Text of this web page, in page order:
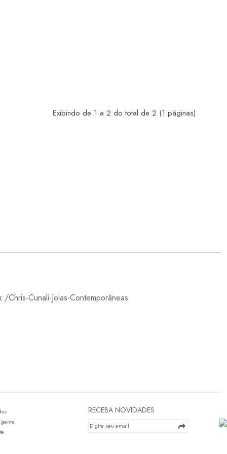
Exibindo de 1 a 2 do total de 2 (1 páginas)
/Chris-Cunali-Joias-Contemporâneas
RECEBA NOVIDADES